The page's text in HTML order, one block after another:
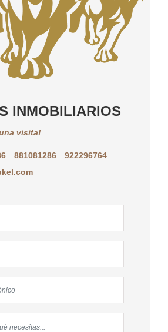
INMOBILIARIOS
visita!
881081286
922296764